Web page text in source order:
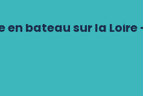
en bateau sur la